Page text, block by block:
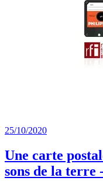
25/10/2020
Une carte
sons de la terre